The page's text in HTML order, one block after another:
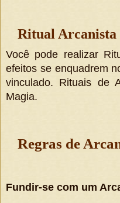
Ritual Arcanista
Você pode realizar
efeitos se enquadrem
vinculado. Rituais de
Magia.
Regras de
Fundir-se com um